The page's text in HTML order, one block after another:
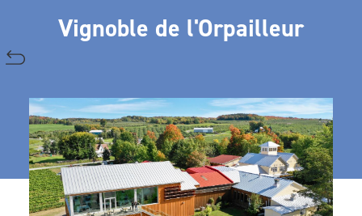
Vignoble de l'Orpailleur